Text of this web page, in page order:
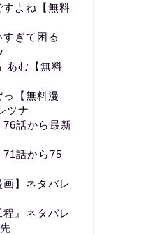
よね【無料
ぎて困る
あむ【無料
【無料漫
ツナ
76話から最新
71話から75
】ネタバレ
程』ネタバレ